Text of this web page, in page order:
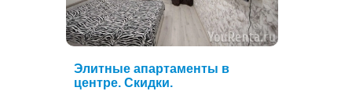
Элитные апартаменты в
центре. Скидки.